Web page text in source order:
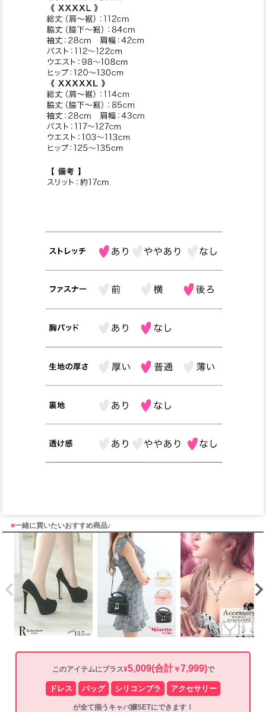
■一緒に買いたいおすすめ商品♪
このアイテムにプラス¥5,009(合計￥7,999)で
ドレス バッグ シリコンブラ アクセサリー
が全て揃うキャバ嬢SETにできます！